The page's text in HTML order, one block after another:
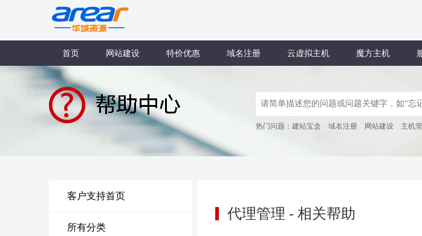
首页 网站建设 特价优惠 域名注册 云虚拟主机 魔方主机
热门问题： 建站宝盒 域名注册 网站建设 主机
客户支持首页
所有分类
代理管理 - 相关帮助